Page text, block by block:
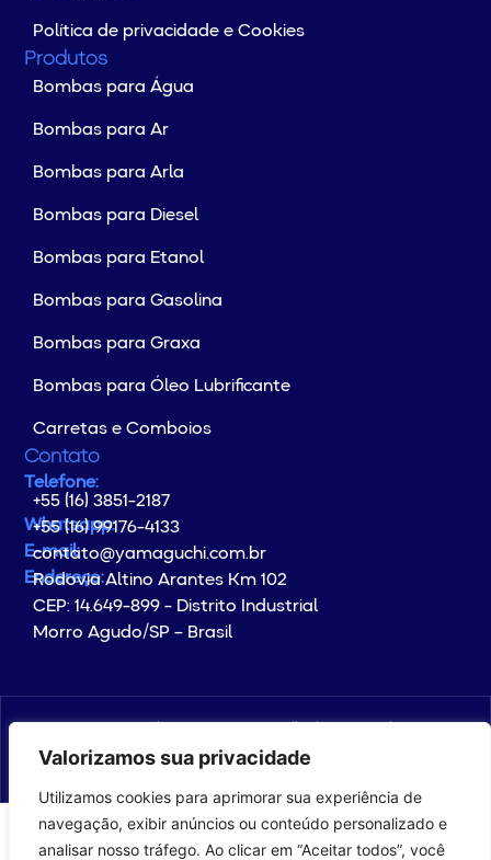
Valorizamos sua privacidade
Utilizamos cookies para aprimorar sua experiência de
navegação, exibir anúncios ou conteúdo personalizado e
analisar nosso tráfego. Ao clicar em “Aceitar todos”, você
Política de privacidade e Cookies
Produtos
Bombas para Água
Bombas para Ar
Bombas para Arla
Bombas para Diesel
Bombas para Etanol
Bombas para Gasolina
Bombas para Graxa
Bombas para Óleo Lubrificante
Carretas e Comboios
Contato
Telefone:
+55 (16) 3851-2187
Whatsapp:
+55 (16) 99176-4133
E-mail:
contato@yamaguchi.com.br
Endereço:
Rodovia Altino Arantes Km 102
CEP: 14.649-899 - Distrito Industrial
Morro Agudo/SP – Brasil
com por com5​​